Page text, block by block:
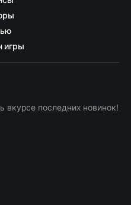
игры
вкурсе последних новинок!